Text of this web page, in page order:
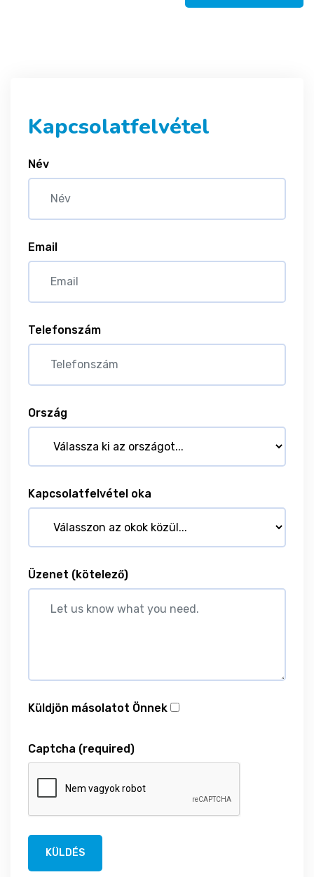
Kapcsolatfelvétel
Név
Email
Telefonszám
Ország
Kapcsolatfelvétel oka
Üzenet (kötelező)
Küldjön másolatot Önnek
Captcha (required)
KÜLDÉS